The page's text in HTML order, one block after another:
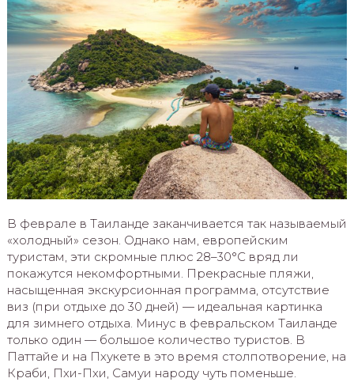
В феврале в Таиланде заканчивается так называемый
«холодный» сезон. Однако нам, европейским
туристам, эти скромные плюс 28–30°С вряд ли
покажутся некомфортными. Прекрасные пляжи,
насыщенная экскурсионная программа, отсутствие
виз (при отдыхе до 30 дней) — идеальная картинка
для зимнего отдыха. Минус в февральском Таиланде
только один — большое количество туристов. В
Паттайе и на Пхукете в это время столпотворение, на
Краби, Пхи-Пхи, Самуи народу чуть поменьше.